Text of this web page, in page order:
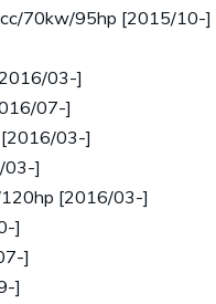
70kw/95hp [2015/10-]
03-]
07-]
[2016/03-]
03-]
120hp [2016/03-]
]
]
]